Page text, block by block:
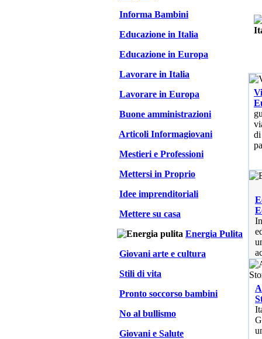
Informa Bambini
Educazione in Italia
Educazione in Europa
Lavorare in Italia
Lavorare in Europa
Buone amministrazioni
Articoli Informagiovani
Mestieri e Professioni
Mettersi in Proprio
Idee imprenditoriali
Mettere su casa
Energia Pulita
Giovani arte e cultura
Stili di vita
Pronto soccorso bambini
No al bullismo
Giovani e Salute
di